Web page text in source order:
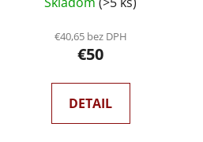
€40,65 bez DPH
€50
DETAIL